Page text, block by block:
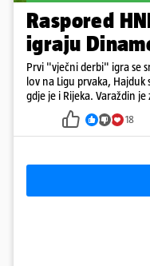
Raspored
igraju
Prvi "vječni derbi" igra se
lov na Ligu prvaka, Hajduk
gdje je i Rijeka. Varaždin
18